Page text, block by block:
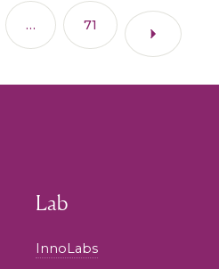
… 71
Lab
InnoLabs